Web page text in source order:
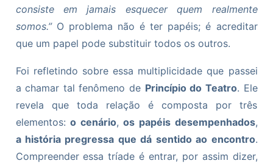
consiste em jamais esquecer quem realmente
somos.”O problema não é ter papéis; é acreditar
que um papel pode substituir todos os outros.
Foi refletindo sobre essa multiplicidade que passei
a chamar tal fenômeno de Princípio do Teatro. Ele
revela que toda relação é composta por três
elementos:o cenário,os papéis desempenhados,
a história pregressa que dá sentido ao encontro.
Compreender essa tríade é entrar, por assim dizer,